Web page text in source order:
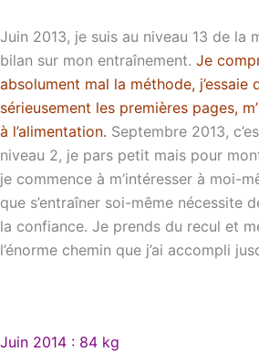
Juin 2013, je suis au niveau 13 de la
bilan sur mon entraînement. Je
absolument mal la méthode, j’essaie
sérieusement les premières pages,
à l’alimentation. Septembre 2013,
niveau 2, je pars petit mais pour
je commence à m’intéresser à moi-
que s’entraîner soi-même nécessite
la confiance. Je prends du recul et
l’énorme chemin que j’ai accompli
Juin 2014 : 84 kg